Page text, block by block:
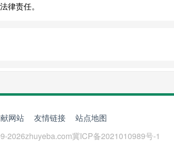
律责任。
网站 友情链接
站点地图
2026zhuyeba.com冀ICP备2021010989号-1